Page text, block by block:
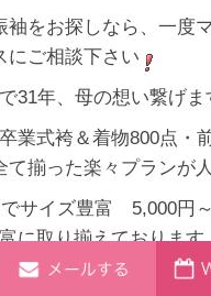
袖をお探しなら、一度
にご相談下さい
31年、母の想い繋げま
業式袴＆着物800点・
て揃った楽々プランが
でサイズ豊富 5,000円
に取り揃えております